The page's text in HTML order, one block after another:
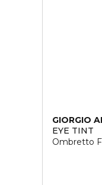
GIORGIO
EYE TINT
Ombretto